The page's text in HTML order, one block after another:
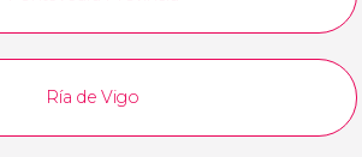
Ría de Vigo